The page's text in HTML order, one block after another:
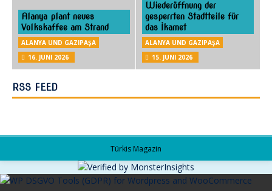
Alanya plant neues
Volkskaffee am Strand
ALANYA UND GAZIPAŞA
16. JUNI 2026
Wiederöffnung der
gesperrten Stadtteile für
das İkamet
ALANYA UND GAZIPAŞA
15. JUNI 2026
RSS FEED
Türkis Magazin